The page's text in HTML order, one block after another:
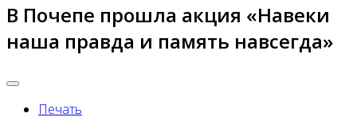
В Почепе прошла акция «Навеки
наша правда и память навсегда»
Печать